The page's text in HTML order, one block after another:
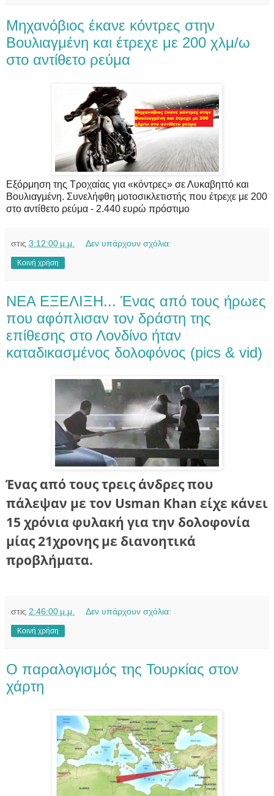
Μηχανόβιος έκανε κόντρες στην
Βουλιαγμένη και έτρεχε με 200 χλμ/ω
στο αντίθετο ρεύμα
Εξόρμηση της Τροχαίας για «κόντρες» σε Λυκαβηττό και
Βουλιαγμένη. Συνελήφθη μοτοσικλετιστής που έτρεχε με 200
στο αντίθετο ρεύμα - 2.440 ευρώ πρόστιμο
στις 3:12:00 μ.μ. Δεν υπάρχουν σχόλια:
Κοινή χρήση
ΝΕΑ ΕΞΕΛΙΞΗ... Ένας από τους ήρωες
που αφόπλισαν τον δράστη της
επίθεσης στο Λονδίνο ήταν
καταδικασμένος δολοφόνος (pics & vid)
Ένας από τους τρεις άνδρες που
πάλεψαν με τον Usman Khan είχε κάνει
15 χρόνια φυλακή για την δολοφονία
μίας 21χρονης με διανοητικά
προβλήματα.
στις 2:46:00 μ.μ. Δεν υπάρχουν σχόλια:
Κοινή χρήση
Ο παραλογισμός της Τουρκίας στον
χάρτη